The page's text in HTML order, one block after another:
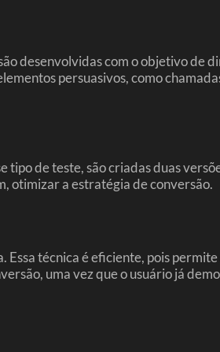
desenvolvidas com o objetivo de
persuasivos, como
de teste, são criadas duas
otimizar a estratégia de conversão.
técnica é eficiente, pois permite
uma vez que o usuário já